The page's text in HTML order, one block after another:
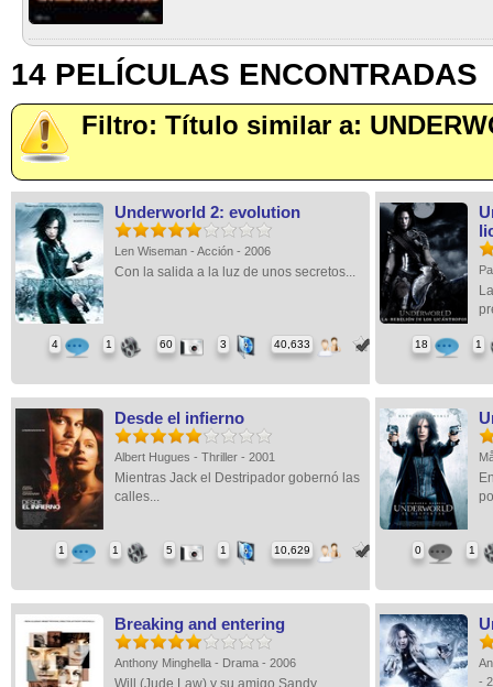
14 PELÍCULAS ENCONTRADAS
Filtro: Título similar a:
Underworld 2: evolution
Len Wiseman - Acción - 2006
Con la salida a la luz de unos secretos...
4 1 60 3 40,633 18 1
Desde el infierno
Albert Hugues - Thriller - 2001
Mientras Jack el Destripador gobernó las
calles...
1 1 5 1 10,629 0 1
Breaking and entering
Anthony Minghella - Drama - 2006
Will (Jude Law) y su amigo Sandy
-